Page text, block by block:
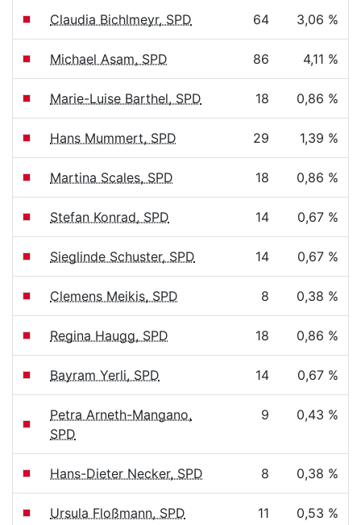
Claudia Bichlmeyr, SPD 64 3,06 %
Michael Asam, SPD 86 4,11 %
Marie-Luise Barthel, SPD 18 0,86 %
Hans Mummert, SPD 29 1,39 %
Martina Scales, SPD 18 0,86 %
Stefan Konrad, SPD 14 0,67 %
Sieglinde Schuster, SPD 14 0,67 %
Clemens Meikis, SPD 8 0,38 %
Regina Haugg, SPD 18 0,86 %
Bayram Yerli, SPD 14 0,67 %
Petra Arneth-Mangano,
SPD
9 0,43 %
Hans-Dieter Necker, SPD 8 0,38 %
Ursula Floßmann, SPD 11 0,53 %